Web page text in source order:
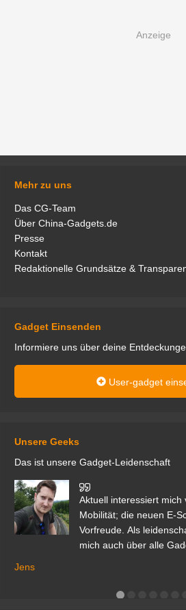
Mehr zu uns
Das CG-Team
Über China-Gadgets.de
Presse
Kontakt
Redaktionelle Grundsätze &
Gadget Einsenden
Informiere uns über deine
User-gadget
Unsere Geeks
Das ist unsere Gadget-Leidenschaft
Aktuell interessiert
Mobilität; die neuen E-
Vorfreude. Als
mich auch über alle
Jens